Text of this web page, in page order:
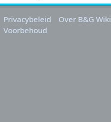
0
1
1
Privacybeleid
Over B&G Wiki
Voorbehoud